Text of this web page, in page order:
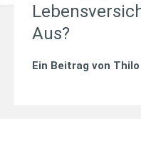
Aus?
Ein Beitrag von Thilo